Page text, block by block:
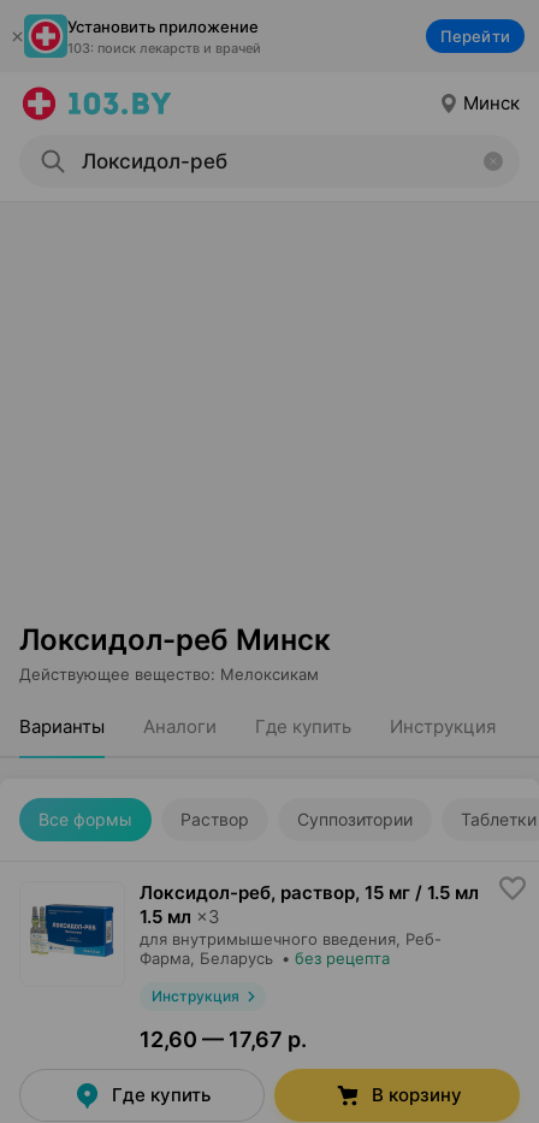
Установить приложение
103: поиск лекарств и врачей
Перейти
Минск
Локсидол-реб Минск
Действующее вещество: Мелоксикам
Варианты Аналоги Где купить Инструкция
Все формы Раствор Суппозитории Таблетки
Локсидол-реб, раствор, 15 мг / 1.5 мл
1.5 мл ×3
для внутримышечного введения, Реб-
Фарма , Беларусь • без рецепта
Инструкция
12,60 — 17,67 р.
Где купить В корзину